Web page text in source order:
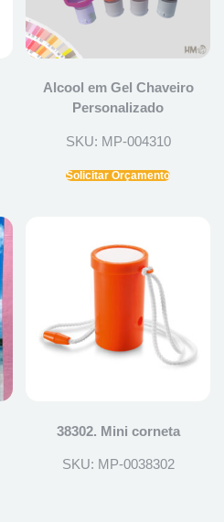
Alcool em Gel Chaveiro
Personalizado
SKU: MP-004310
Solicitar Orçamento
38302. Mini corneta
SKU: MP-0038302